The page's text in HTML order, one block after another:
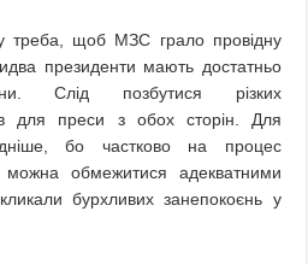
треба, щоб МЗС грало провідну
президенти мають достатньо
Слід позбутися різких
для преси з обох сторін. Для
бо частково на процес
обмежитися адекватними
бурхливих занепокоєнь у